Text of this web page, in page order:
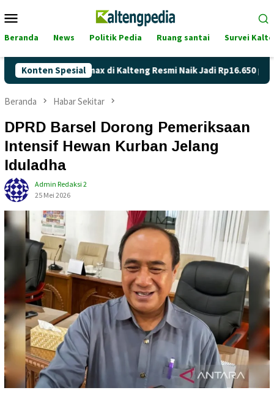
ke
Mobile
Beranda News Politik Pedia Ruang santai Survei
Konten Spesial
Pertamax di Kalteng Resmi Naik Jadi Rp16.650 per Liter
Beranda Habar Sekitar
DPRD Barsel Dorong Pemeriksaan
Intensif Hewan Kurban Jelang
Iduladha
Admin Redaksi 2
25 Mei 2026